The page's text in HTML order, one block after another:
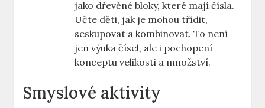
jako dřevěné bloky, které mají čísla.
Učte děti, jak je mohou třídit,
seskupovat a kombinovat. To není
jen výuka čísel, ale i pochopení
konceptu velikosti a množství.
Smyslové aktivity